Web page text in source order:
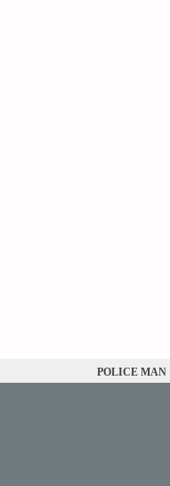
POLICE MAN